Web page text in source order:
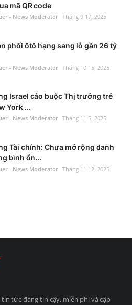
mã QR code
- News Moderator Tháng 9 17, 2025
phối ôtô hạng sang lỗ gần 26 tỷ
- News Moderator Tháng 10 15, 2025
Israel cáo buộc Thị trưởng trẻ
York ...
- News Moderator Tháng 11 5, 2025
Tài chính: Chưa mở rộng danh
bình ổn...
- News Moderator Tháng 11 12, 2025
tin tức đáng tin cậy, miễn phí và cập